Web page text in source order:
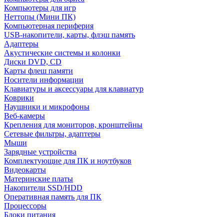
Компьютеры для игр
Неттопы (Мини ПК)
Компьютерная периферия
USB-накопители, карты, флэш память
Адаптеры
Акустические системы и колонки
Диски DVD, CD
Карты флеш памяти
Носители информации
Клавиатуры и аксессуары для клавиатур
Коврики
Наушники и микрофоны
Веб-камеры
Крепления для мониторов, кронштейны
Сетевые фильтры, адаптеры
Мыши
Зарядные устройства
Комплектующие для ПК и ноутбуков
Видеокарты
Материнские платы
Накопители SSD/HDD
Оперативная память для ПК
Процессоры
Блоки питания